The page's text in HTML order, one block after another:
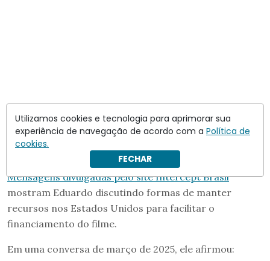
Mensagens divulgadas pelo site Intercept Brasil
mostram Eduardo discutindo formas de manter
recursos nos Estados Unidos para facilitar o
financiamento do filme.
Em uma conversa de março de 2025, ele afirmou:
Utilizamos cookies e tecnologia para aprimorar sua
experiência de navegação de acordo com a Política de
cookies.
FECHAR